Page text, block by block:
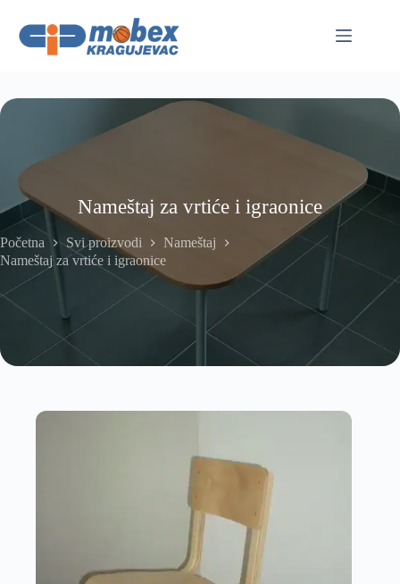
content
Nameštaj za vrtiće i igraonice
Početna Svi proizvodi
Nameštaj
Nameštaj za vrtiće i igraonice